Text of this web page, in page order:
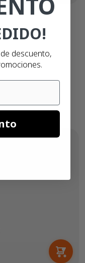
descuento,